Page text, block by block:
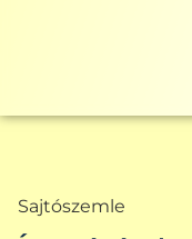
Sajtószemle